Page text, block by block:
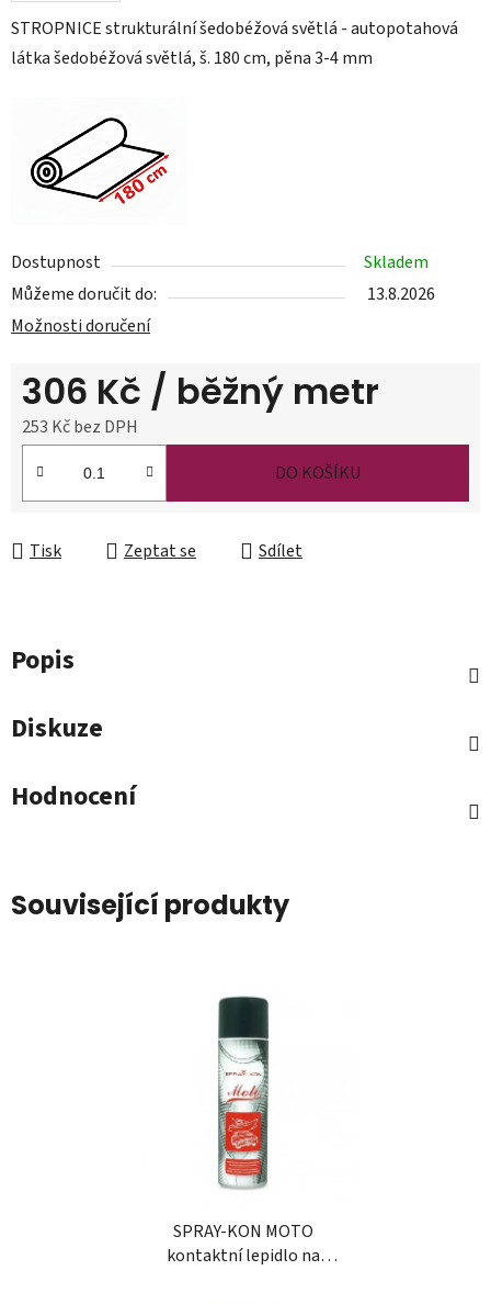
STROPNICE strukturální šedobéžová světlá - autopotahová
látka šedobéžová světlá, š. 180 cm, pěna 3-4 mm
Dostupnost
Skladem
Můžeme doručit do:
13.8.2026
Možnosti doručení
306 Kč / běžný metr
253 Kč bez DPH
Měrná cena:
DO KOŠÍKU
Tisk Zeptat se Sdílet
Popis
Diskuze
Hodnocení
Související produkty
SPRAY-KON MOTO
kontaktní lepidlo na